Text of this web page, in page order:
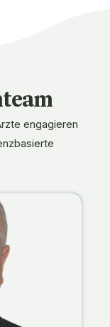
engagieren